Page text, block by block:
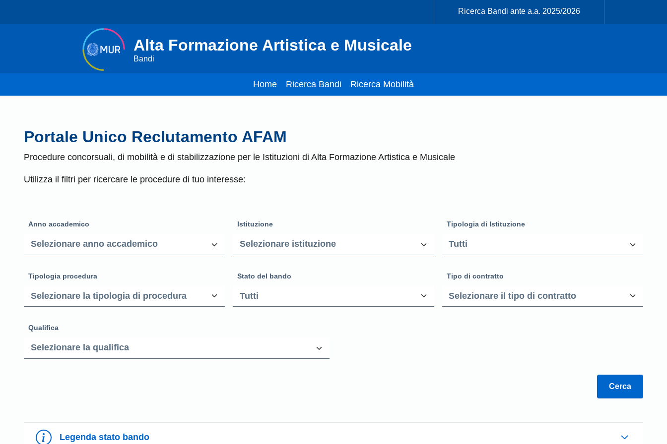
Ricerca Bandi ante a.a. 2025/2026
Alta Formazione Artistica e Musicale
Bandi
Home Ricerca Bandi Ricerca Mobilità
Portale Unico Reclutamento AFAM
Procedure concorsuali, di mobilità e di stabilizzazione per le Istituzioni di Alta Formazione Artistica e Musicale
Utilizza il filtri per ricercare le procedure di tuo interesse:
Anno accademico Istituzione Tipologia di Istituzione
Tipologia procedura Stato del bando Tipo di contratto
Qualifica
Cerca
Legenda stato bando